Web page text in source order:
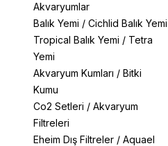
Akvaryumlar
Balık Yemi / Cichlid Balık Yemi
Tropical Balık Yemi / Tetra
Yemi
Akvaryum Kumları / Bitki
Kumu
Co2 Setleri / Akvaryum
Filtreleri
Eheim Dış Filtreler / Aquael